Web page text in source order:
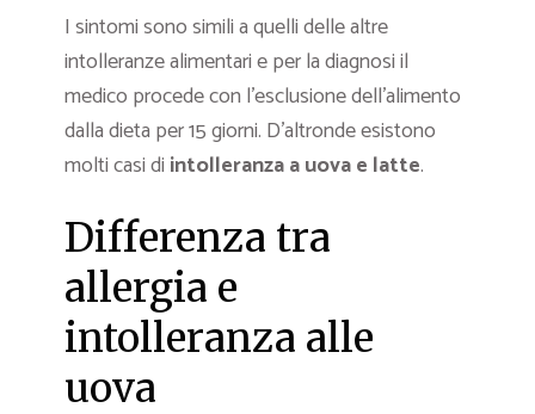
I sintomi sono simili a quelli delle altre
intolleranze alimentari e per la diagnosi il
medico procede con l’esclusione dell’alimento
dalla dieta per 15 giorni. D’altronde esistono
molti casi di intolleranza a uova e latte.
Differenza tra
allergia e
intolleranza alle
uova